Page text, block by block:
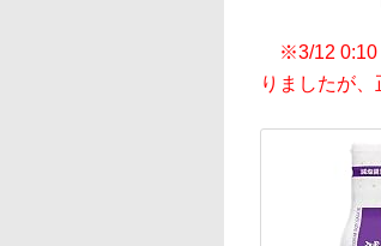
※3/12 0:10
りましたが